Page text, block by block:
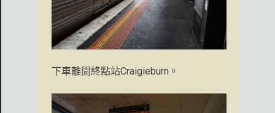
下車離開終點站Craigieburn。